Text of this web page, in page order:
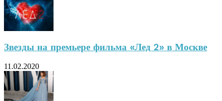
Звезды на премьере фильма «Лед 2» в Москве
11.02.2020